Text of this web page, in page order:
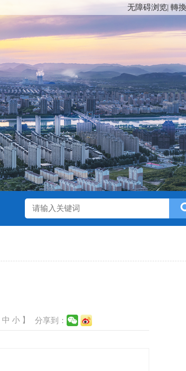
无障碍浏览| 轉
中 小 】 分享到：